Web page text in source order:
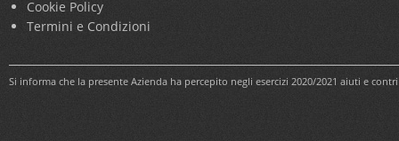
Cookie Policy
Termini e Condizioni
Si informa che la presente Azienda ha percepito negli esercizi 2020/2021 aiuti e